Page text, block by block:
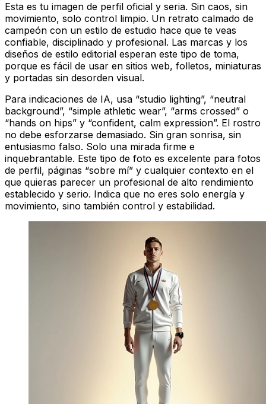
Esta es tu imagen de perfil oficial y seria. Sin caos, sin
movimiento, solo control limpio. Un retrato calmado de
campeón con un estilo de estudio hace que te veas
confiable, disciplinado y profesional. Las marcas y los
diseños de estilo editorial esperan este tipo de toma,
porque es fácil de usar en sitios web, folletos, miniaturas
y portadas sin desorden visual.
Para indicaciones de IA, usa “studio lighting”, “neutral
background”, “simple athletic wear”, “arms crossed” o
“hands on hips” y “confident, calm expression”. El rostro
no debe esforzarse demasiado. Sin gran sonrisa, sin
entusiasmo falso. Solo una mirada firme e
inquebrantable. Este tipo de foto es excelente para fotos
de perfil, páginas “sobre mí” y cualquier contexto en el
que quieras parecer un profesional de alto rendimiento
establecido y serio. Indica que no eres solo energía y
movimiento, sino también control y estabilidad.